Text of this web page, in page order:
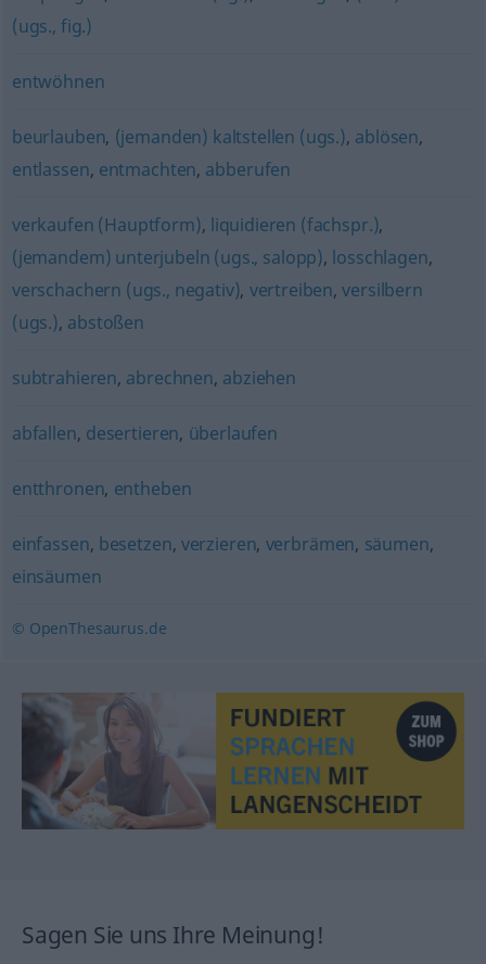
(ugs., fig.)
entwöhnen
beurlauben, (jemanden) kaltstellen (ugs.), ablösen,
entlassen, entmachten, abberufen
verkaufen (Hauptform), liquidieren (fachspr.),
(jemandem) unterjubeln (ugs., salopp), losschlagen,
verschachern (ugs., negativ), vertreiben,versilbern
(ugs.), abstoßen
subtrahieren, abrechnen, abziehen
abfallen, desertieren, überlaufen
entthronen, entheben
einfassen, besetzen, verzieren, verbrämen, säumen,
einsäumen
© OpenThesaurus.de
Sagen Sie uns Ihre Meinung!